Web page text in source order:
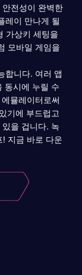
전성이 완벽한
레이 만나게 될
가상키 세팅을
모바일 게임을
합니다. 여러 앱
동시에 누릴 수
뮬레이터로써
기에 부드럽고
을 겁니다. 녹
지금 바로 다운